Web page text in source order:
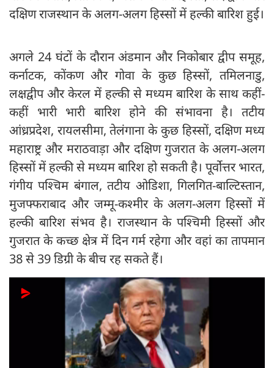
दक्षिण राजस्थान के अलग-अलग हिस्सों में हल्की बारिश हुई।
अगले 24 घंटों के दौरान अंडमान और निकोबार द्वीप समूह,
कर्नाटक, कोंकण और गोवा के कुछ हिस्सों, तमिलनाडु,
लक्षद्वीप और केरल में हल्की से मध्यम बारिश के साथ कहीं-
कहीं भारी भारी बारिश होने की संभावना है। तटीय
आंध्रप्रदेश, रायलसीमा, तेलंगाना के कुछ हिस्सों, दक्षिण मध्य
महाराष्ट्र और मराठवाड़ा और दक्षिण गुजरात के अलग-अलग
हिस्सों में हल्की से मध्यम बारिश हो सकती है। पूर्वोत्तर भारत,
गंगीय पश्चिम बंगाल, तटीय ओडिशा, गिलगित-बाल्टिस्तान,
मुजफ्फराबाद और जम्मू-कश्मीर के अलग-अलग हिस्सों में
हल्की बारिश संभव है। राजस्थान के पश्चिमी हिस्सों और
गुजरात के कच्छ क्षेत्र में दिन गर्म रहेगा और वहां का तापमान
38 से 39 डिग्री के बीच रह सकते हैं।